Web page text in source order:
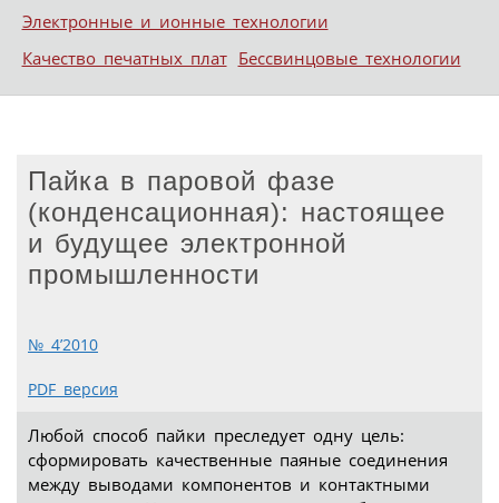
Электронные и ионные технологии
Качество печатных плат Бессвинцовые технологии
Пайка в паровой фазе
(конденсационная): настоящее
и будущее электронной
промышленности
№ 4’2010
PDF версия
Любой способ пайки преследует одну цель:
сформировать качественные паяные соединения
между выводами компонентов и контактными